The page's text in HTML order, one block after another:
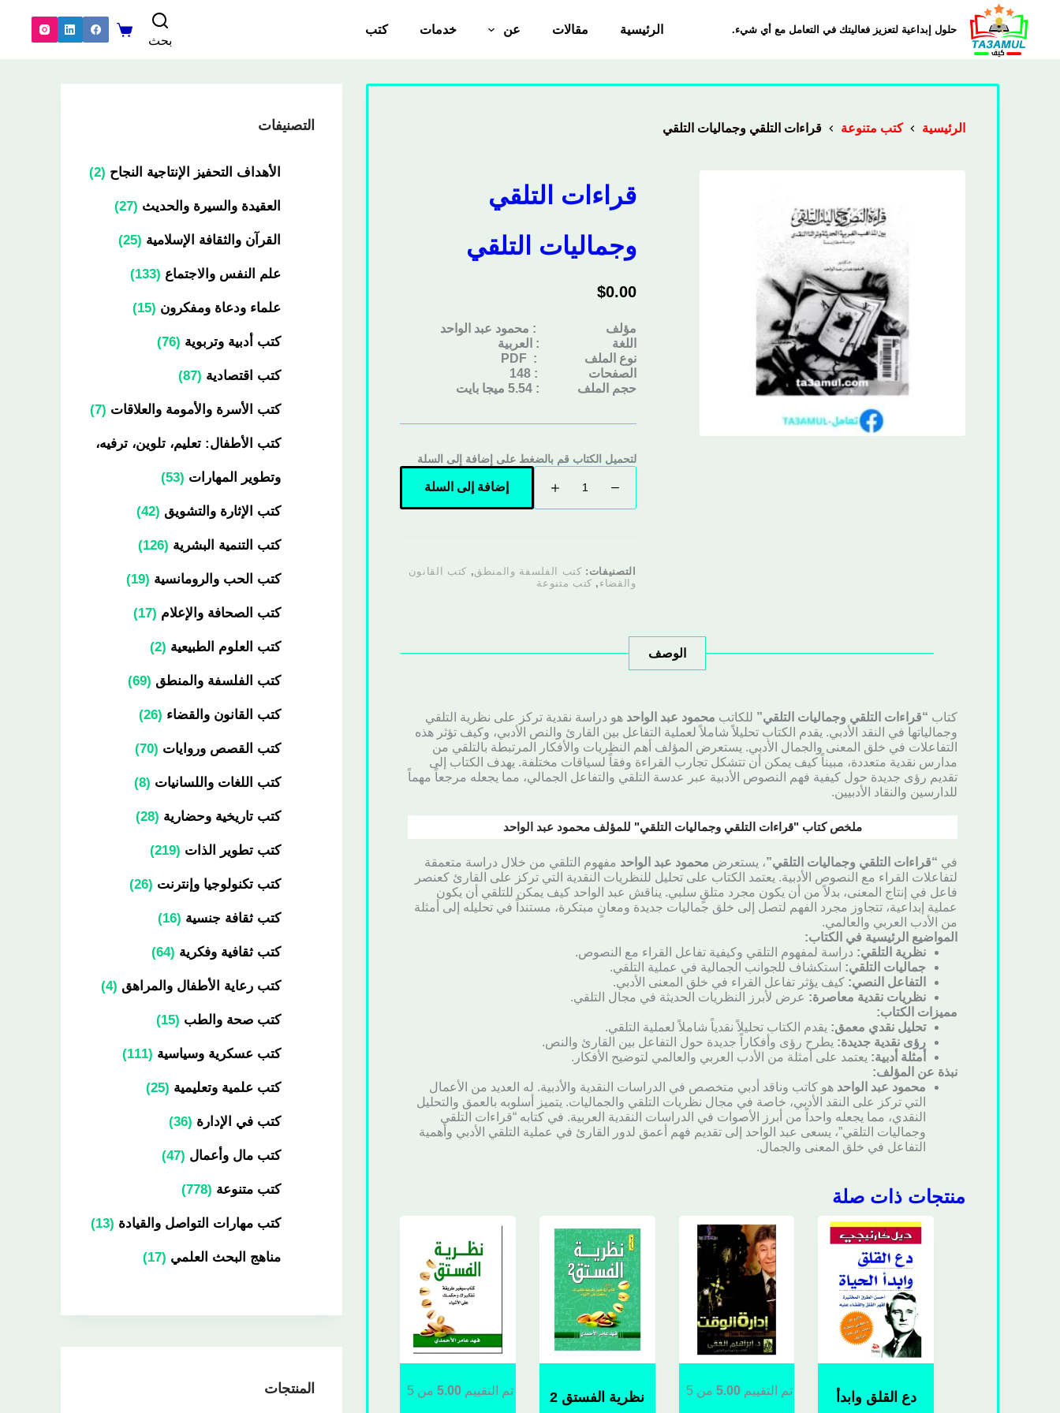
حلول إبداعية لتعزيز فعاليتك في التعامل مع أي شيء. الرئيسية مقالات عن خدمات
كتب
بحث
الرئيسية كتب متنوعة قراءات التلقي وجماليات التلقي
قراءات التلقي
وجماليات التلقي
$0.00
مؤلف : محمود عبد الواحد
اللغة : العربية
نوع الملف : PDF
الصفحات : 148
حجم الملف : 5.54 ميجا بايت
لتحميل الكتاب قم بالضغط على إضافة إلى السلة
إضافة إلى السلة
التصنيفات: كتب الفلسفة والمنطق, كتب القانون
والقضاء , كتب متنوعة
الوصف
كتاب “قراءات التلقي وجماليات التلقي” للكاتب محمود عبد الواحد هو دراسة نقدية تركز على نظرية التلقي
وجمالياتها في النقد الأدبي. يقدم الكتاب تحليلاً شاملاً لعملية التفاعل بين القارئ والنص الأدبي، وكيف تؤثر هذه
التفاعلات في خلق المعنى والجمال الأدبي. يستعرض المؤلف أهم النظريات والأفكار المرتبطة بالتلقي من
مدارس نقدية متعددة، مبيناً كيف يمكن أن تتشكل تجارب القراءة وفقاً لسياقات مختلفة. يهدف الكتاب إلى
تقديم رؤى جديدة حول كيفية فهم النصوص الأدبية عبر عدسة التلقي والتفاعل الجمالي، مما يجعله مرجعاً مهماً
للدارسين والنقاد الأدبيين.
ملخص كتاب "قراءات التلقي وجماليات التلقي" للمؤلف محمود عبد الواحد
في “قراءات التلقي وجماليات التلقي”، يستعرض محمود عبد الواحد مفهوم التلقي من خلال دراسة متعمقة
لتفاعلات القراء مع النصوص الأدبية. يعتمد الكتاب على تحليل للنظريات النقدية التي تركز على القارئ كعنصر
فاعل في إنتاج المعنى، بدلاً من أن يكون مجرد متلقٍ سلبي. يناقش عبد الواحد كيف يمكن للتلقي أن يكون
عملية إبداعية، تتجاوز مجرد الفهم لتصل إلى خلق جماليات جديدة ومعانٍ مبتكرة، مستنداً في تحليله إلى أمثلة
من الأدب العربي والعالمي.
المواضيع الرئيسية في الكتاب:
نظرية التلقي: دراسة لمفهوم التلقي وكيفية تفاعل القراء مع النصوص.
جماليات التلقي: استكشاف للجوانب الجمالية في عملية التلقي.
التفاعل النصي: كيف يؤثر تفاعل القراء في خلق المعنى الأدبي.
نظريات نقدية معاصرة: عرض لأبرز النظريات الحديثة في مجال التلقي.
مميزات الكتاب:
تحليل نقدي معمق: يقدم الكتاب تحليلاً نقدياً شاملاً لعملية التلقي.
رؤى نقدية جديدة: يطرح رؤى وأفكاراً جديدة حول التفاعل بين القارئ والنص.
أمثلة أدبية: يعتمد على أمثلة من الأدب العربي والعالمي لتوضيح الأفكار.
نبذة عن المؤلف:
محمود عبد الواحد هو كاتب وناقد أدبي متخصص في الدراسات النقدية والأدبية. له العديد من الأعمال
التي تركز على النقد الأدبي، خاصة في مجال نظريات التلقي والجماليات. يتميز أسلوبه بالعمق والتحليل
النقدي، مما يجعله واحداً من أبرز الأصوات في الدراسات النقدية العربية. في كتابه “قراءات التلقي
وجماليات التلقي”، يسعى عبد الواحد إلى تقديم فهم أعمق لدور القارئ في عملية التلقي الأدبي وأهمية
التفاعل في خلق المعنى والجمال.
منتجات ذات صلة
دع القلق وابدأ
تم التقييم5.00 من 5 نظرية الفستق 2 تم التقييم 5.00من 5
التصنيفات
الأهداف التحفيز الإنتاجية النجاح 2
العقيدة والسيرة والحديث 27
القرآن والثقافة الإسلامية 25
علم النفس والاجتماع 133
علماء ودعاة ومفكرون 15
كتب أدبية وتربوية 76
كتب اقتصادية 87
كتب الأسرة والأمومة والعلاقات 7
كتب الأطفال: تعليم، تلوين، ترفيه،
وتطوير المهارات 53
كتب الإثارة والتشويق 42
كتب التنمية البشرية 126
كتب الحب والرومانسية 19
كتب الصحافة والإعلام 17
كتب العلوم الطبيعية 2
كتب الفلسفة والمنطق 69
كتب القانون والقضاء 26
كتب القصص وروايات 70
كتب اللغات واللسانيات 8
كتب تاريخية وحضارية 28
كتب تطوير الذات 219
كتب تكنولوجيا وإنترنت 26
كتب ثقافة جنسية 16
كتب ثقافية وفكرية 64
كتب رعاية الأطفال والمراهق 4
كتب صحة والطب 15
كتب عسكرية وسياسية 111
كتب علمية وتعليمية 25
كتب في الإدارة 36
كتب مال وأعمال 47
كتب متنوعة 778
كتب مهارات التواصل والقيادة 13
مناهج البحث العلمي 17
المنتجات